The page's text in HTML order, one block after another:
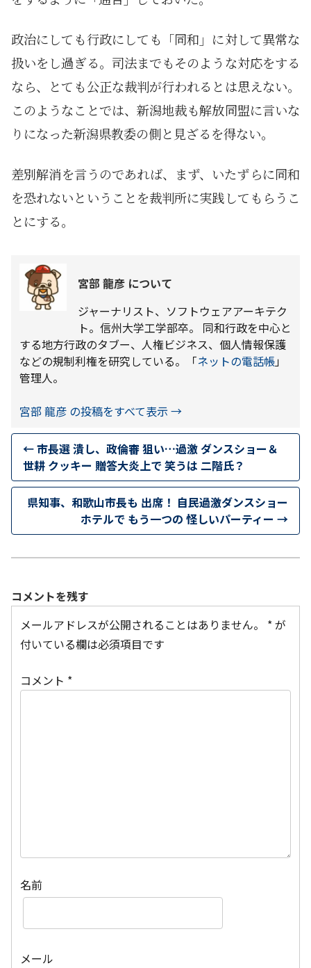
政治にしても行政にしても「同和」に対して異常な
扱いをし過ぎる。司法までもそのような対応をする
なら、とても公正な裁判が行われるとは思えない。
このようなことでは、新潟地裁も解放同盟に言いな
りになった新潟県教委の側と見ざるを得ない。
差別解消を言うのであれば、まず、いたずらに同和
を恐れないということを裁判所に実践してもらうこ
とにする。
宮部 龍彦 について
ジャーナリスト、ソフトウェアアーキテク
ト。信州大学工学部卒。 同和行政を中心と
する地方行政のタブー、人権ビジネス、個人情報保護
などの規制利権を研究している。「ネットの電話帳」
管理人。
宮部 龍彦 の投稿をすべて表示 →
←市長選 潰し、政倫審 狙い…過激 ダンスショー＆
世耕 クッキー 贈答大炎上で 笑うは 二階氏？
県知事、和歌山市長も 出席！ 自民過激ダンスショー
ホテルで もう一つの 怪しいパーティー →
コメントを残す
メールアドレスが公開されることはありません。
*が
付いている欄は必須項目です
コメント *
名前
メール